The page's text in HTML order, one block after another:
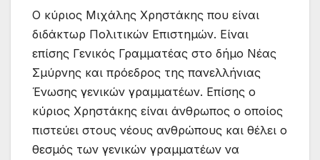
Ο κύριος Μιχάλης Χρηστάκης που είναι
διδάκτωρ Πολιτικών Επιστημών. Είναι
επίσης Γενικός Γραμματέας στο δήμο Νέας
Σμύρνης και πρόεδρος της πανελλήνιας
Ένωσης γενικών γραμματέων. Επίσης ο
κύριος Χρηστάκης είναι άνθρωπος ο οποίος
πιστεύει στους νέους ανθρώπους και θέλει ο
θεσμός των γενικών γραμματέων να